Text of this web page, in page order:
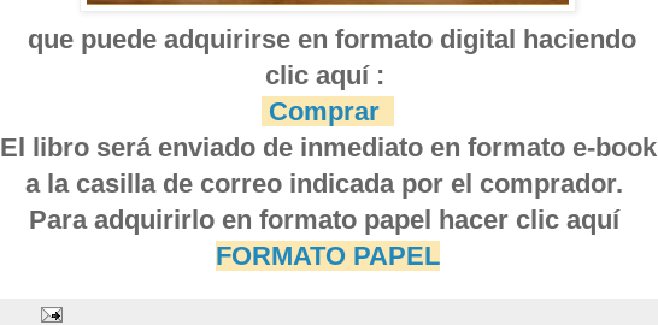
que puede adquirirse en formato digital haciendo
clic aquí :
Comprar
El libro será enviado de inmediato en formato e-book
a la casilla de correo indicada por el comprador.
Para adquirirlo en formato papel hacer clic aquí
FORMATO PAPEL